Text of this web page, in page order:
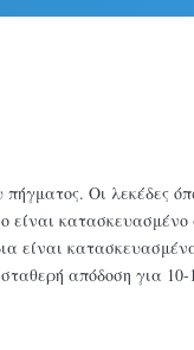
Οι λεκέδες
είναι
είναι
απόδοση για 10-